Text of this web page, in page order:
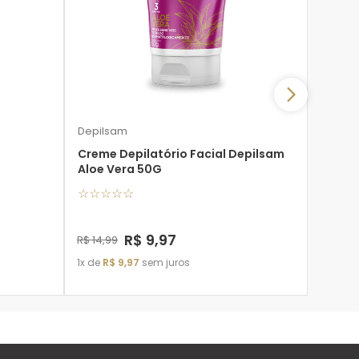
Depilsam
Creme Depilatório Facial Depilsam
Aloe Vera 50G
☆☆☆☆☆
R$14,99 R$ 9,97
1 de R$ 9,97 sem juros